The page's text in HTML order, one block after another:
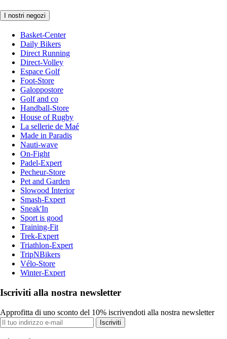
I nostri negozi
Basket-Center
Daily Bikers
Direct Running
Direct-Volley
Espace Golf
Foot-Store
Galoppostore
Golf and co
Handball-Store
House of Rugby
La sellerie de Maé
Made in Paradis
Nauti-wave
On-Fight
Padel-Expert
Pecheur-Store
Pet and Garden
Slowood Interior
Smash-Expert
Sneak'In
Sport is good
Training-Fit
Trek-Expert
Triathlon-Expert
TripNBikers
Vélo-Store
Winter-Expert
Iscriviti alla nostra newsletter
Approfitta di uno sconto del 10% iscrivendoti alla nostra newsletter
Iscriviti